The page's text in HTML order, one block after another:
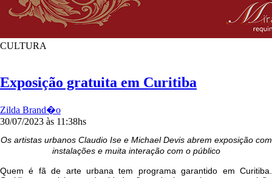
CULTURA
Exposição gratuita em Curitiba
Zilda Brand�o
30/07/2023 às 11:38hs
Os artistas urbanos Claudio Ise e Michael Devis abrem exposição com
instalações e muita interação com o público
Quem é fã de arte urbana tem programa garantido em Curitiba.